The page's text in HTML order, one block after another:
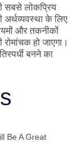
सबसे लोकप्रिय
के लिए
और तकनीकों
हो जाएगा।
बनने का
Be A Great